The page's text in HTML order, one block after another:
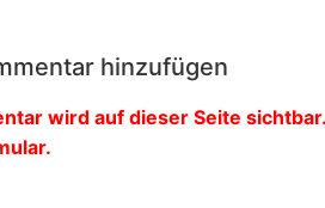
hinzufügen
wird auf dieser Seite